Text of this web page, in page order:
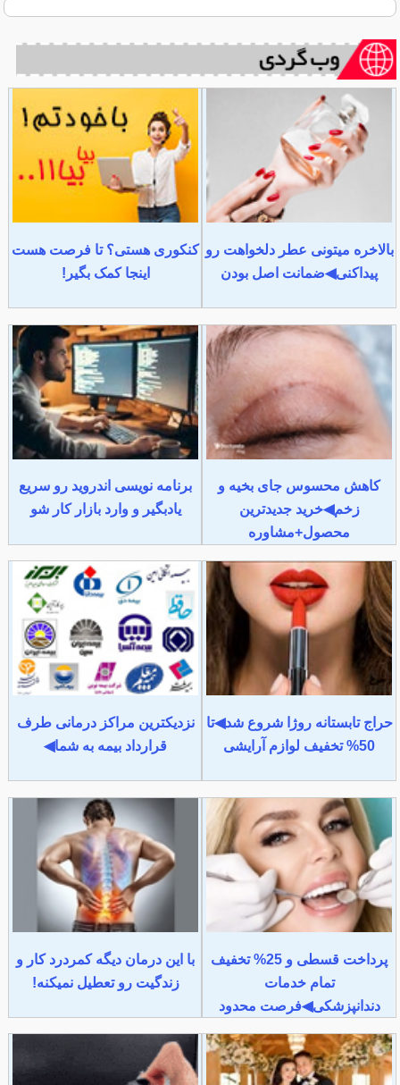
بالاخره میتونی عطر دلخواهت رو
پیداکنی◀ضمانت اصل بودن
کنکوری هستی؟ تا فرصت هست
اینجا کمک بگیر!
کاهش محسوس جای بخیه و
زخم◀خرید جدیدترین
محصول+مشاوره
برنامه نویسی اندروید رو سریع
یادبگیر و وارد بازار کار شو
حراج تابستانه روژا شروع شد◀تا
50% تخفیف لوازم آرایشی
نزدیکترین مراکز درمانی طرف
قرارداد بیمه به شما◀
پرداخت قسطی و 25% تخفیف
تمام خدمات
دندانپزشکی◀فرصت محدود
با این درمان دیگه کمردرد کار و
زندگیت رو تعطیل نمیکنه!